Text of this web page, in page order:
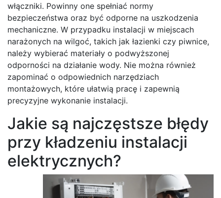
włączniki. Powinny one spełniać normy
bezpieczeństwa oraz być odporne na uszkodzenia
mechaniczne. W przypadku instalacji w miejscach
narażonych na wilgoć, takich jak łazienki czy piwnice,
należy wybierać materiały o podwyższonej
odporności na działanie wody. Nie można również
zapominać o odpowiednich narzędziach
montażowych, które ułatwią pracę i zapewnią
precyzyjne wykonanie instalacji.
Jakie są najczęstsze błędy
przy kładzeniu instalacji
elektrycznych?